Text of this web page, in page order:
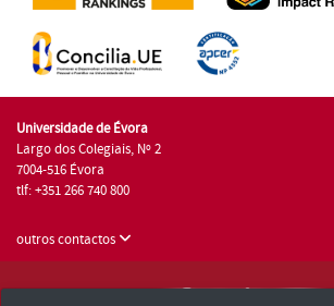
Universidade de Évora
Largo dos Colegiais, Nº 2
7004-516 Évora
tlf: +351 266 740 800
outros contactos